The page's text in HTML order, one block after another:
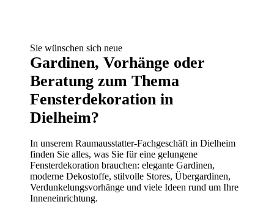
Sie wünschen sich neue
Gardinen, Vorhänge oder
Beratung zum Thema
Fensterdekoration in
Dielheim?
In unserem Raumausstatter-Fachgeschäft in Dielheim
finden Sie alles, was Sie für eine gelungene
Fensterdekoration brauchen: elegante Gardinen,
moderne Dekostoffe, stilvolle Stores, Übergardinen,
Verdunkelungsvorhänge und viele Ideen rund um Ihre
Inneneinrichtung.